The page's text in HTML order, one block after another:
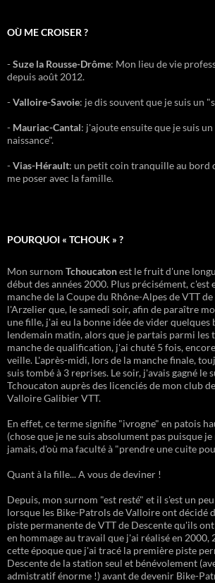
OÙ ME CROISER ?
-Suze la Rousse-Drôme: Mon lieu de vie
depuis août 2012.
-Valloire-Savoie: je dis souvent que je suis un
- Mauriac-Cantal: j'ajoute ensuite que je suis
naissance".
-Vias-Hérault: un petit coin tranquille au bord
me poser avec la famille.
POURQUOI « TCHOUK » ?
Mon surnom Tchoucatonest le fruit d'une
début des années 2000. Plus précisément, c'est
manche de la Coupe du Rhône-Alpes de VTT
l'Arzelier que, le samedi soir, afin de paraître
une fille, j'ai eu la bonne idée de vider quelques
lendemain matin, alors que je partais parmi les
manche de qualification, j'ai chuté 5 fois,
veille. L'après-midi, lors de la manche finale,
suis tombé à 3 reprises. Le soir, j'avais gagné le
Tchoucaton auprès des licenciés de mon club
Valloire Galibier VTT.
En effet, ce terme signifie "ivrogne" en patois
(chose que je ne suis absolument pas puisque
jamais, d'où ma faculté à "prendre une cuite
Quant à la fille... A vous de deviner !
Depuis, mon surnom "est resté" et il s'est un
lorsque les Bike-Patrols de Valloire ont décidé
piste permanente de VTT de Descente qu'ils
en hommage au travail que j'ai réalisé en 2000,
cette époque que j'ai tracé la première piste
Descente de la station seul et bénévolement
admistratif énorme !) avant de devenir Bike-